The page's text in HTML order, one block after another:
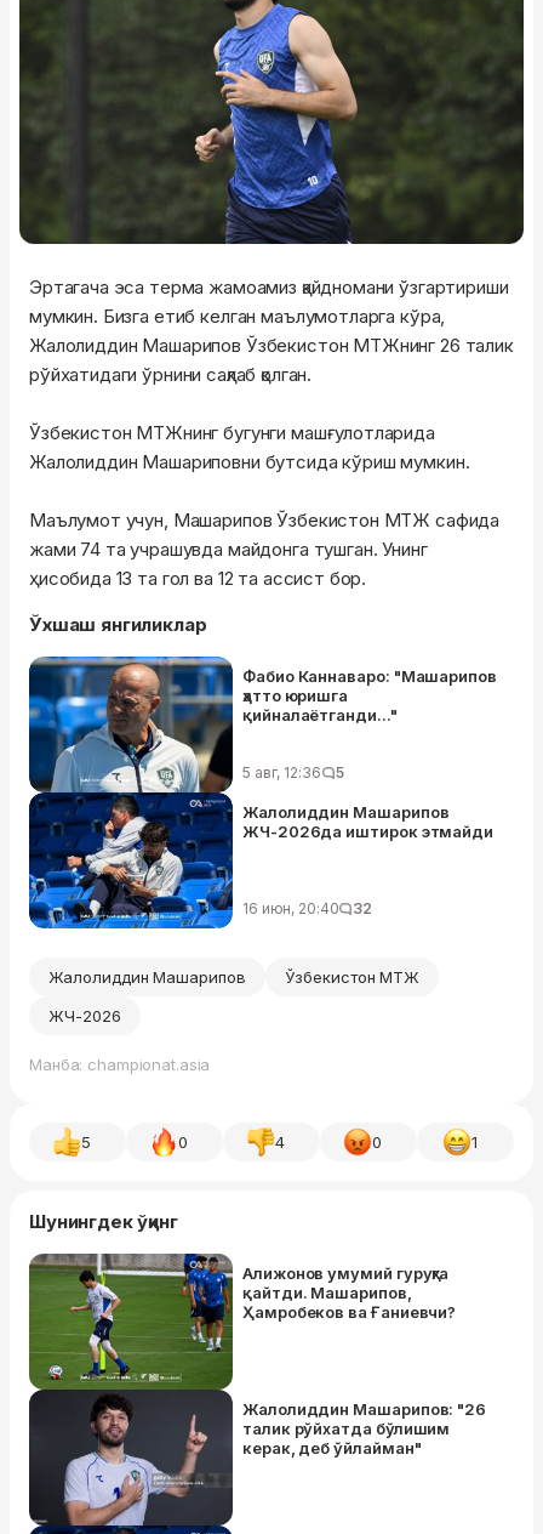
Эртагача эса терма жамоамиз қайдномани ўзгартириши
мумкин. Бизга етиб келган маълумотларга кўра,
Жалолиддин Машарипов Ўзбекистон МТЖнинг 26 талик
рўйхатидаги ўрнини сақлаб қолган.
Ўзбекистон МТЖнинг бугунги машғулотларида
Жалолиддин Машариповни бутсида кўриш мумкин.
Маълумот учун, Машарипов Ўзбекистон МТЖ сафида
жами 74 та учрашувда майдонга тушган. Унинг
ҳисобида 13 та гол ва 12 та ассист бор.
Ўхшаш янгиликлар
Фабио Каннаваро: "Машарипов
ҳатто юришга
қийналаётганди..."
5 авг, 12:36 5
Жалолиддин Машарипов
ЖЧ-2026да иштирок этмайди
16 июн, 20:40 32
Жалолиддин Машарипов
Ўзбекистон МТЖ
ЖЧ-2026
Манба: championat.asia
5 0 4 0 1
Шунингдек ўқинг
Алижонов умумий гуруҳга
қайтди. Машарипов,
Ҳамробеков ва Ғаниевчи?
Жалолиддин Машарипов: "26
талик рўйхатда бўлишим
керак, деб ўйлайман"